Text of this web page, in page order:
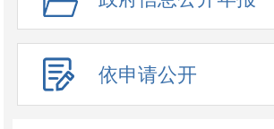
依申请公开